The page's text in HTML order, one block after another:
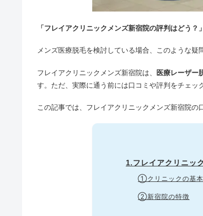
「フレイアクリニックメンズ新宿院の評判はどう？
メンズ医療脱毛を検討している場合、このような疑
フレイアクリニックメンズ新宿院は、 医療レーザー
す。 ただ、実際に通う前には口コミや評判をチェッ
この記事では、フレイアクリニックメンズ新宿院の
1.フレイアクリニッ
①クリニックの基
②新宿院の特徴